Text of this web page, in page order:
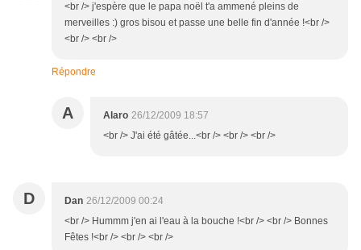
<br /> j'espère que le papa noël t'a ammené pleins de
merveilles :) gros bisou et passe une belle fin d'année !<br />
<br /> <br />
Répondre
A Alaro 26/12/2009 18:57
<br /> J'ai été gâtée...<br /> <br /> <br />
D Dan 26/12/2009 00:24
<br /> Hummm j'en ai l'eau à la bouche !<br /> <br /> Bonnes
Fêtes !<br /> <br /> <br />